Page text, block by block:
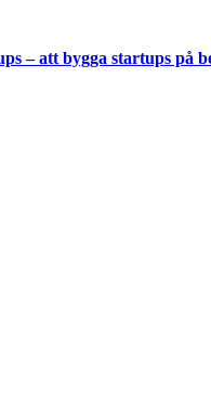
– att bygga startups på